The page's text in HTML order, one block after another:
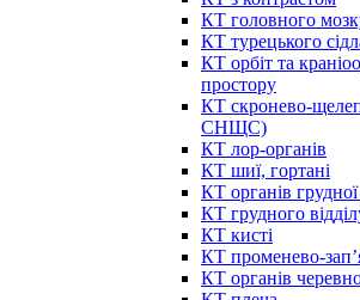
КТ головного
КТ турецького
КТ орбіт та
простору
КТ скронево-
СНЩС)
КТ лор-органів
КТ шиї, гортані
КТ органів грудної
КТ грудного
КТ кисті
КТ променево-
КТ органів